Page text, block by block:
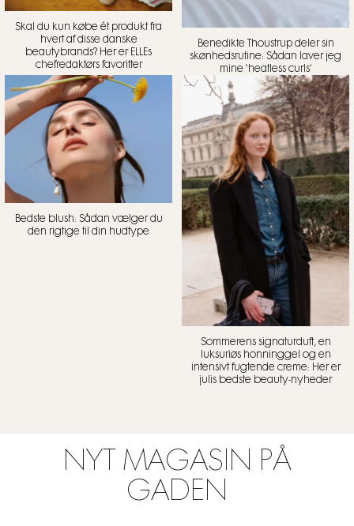
Skal du kun købe ét produkt fra
hvert af disse danske
beautybrands? Her er ELLEs
chefredaktørs favoritter
Benedikte Thoustrup deler sin
skønhedsrutine: Sådan laver jeg
mine ‘heatless curls’
Bedste blush: Sådan vælger du
den rigtige til din hudtype
Sommerens signaturduft, en
luksuriøs honninggel og en
intensivt fugtende creme: Her er
julis bedste beauty-nyheder
NYT MAGASIN PÅ
GADEN